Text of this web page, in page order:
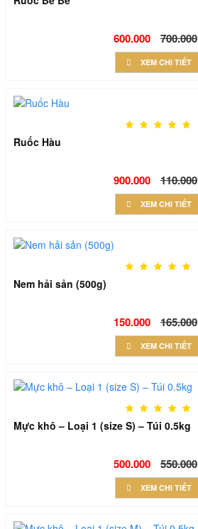
600.000 700.000
XEM CHI TIẾT
Ruốc Hàu
900.000 110.000
XEM CHI TIẾT
Nem hải sản (500g)
150.000 165.000
XEM CHI TIẾT
Mực khô – Loại 1 (size S) – Túi 0.5kg
500.000 550.000
XEM CHI TIẾT